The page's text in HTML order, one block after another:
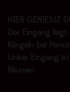
HIER GENIESST
Der Eingang
Klingeln bei
Linker Eingang
Räumen